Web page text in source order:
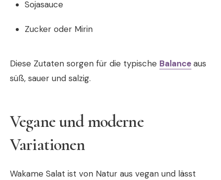
Sojasauce
Zucker oder Mirin
Diese Zutaten sorgen für die typische Balanceaus
süß, sauer und salzig.
Vegane und moderne
Variationen
Wakame Salat ist von Natur aus vegan und lässt